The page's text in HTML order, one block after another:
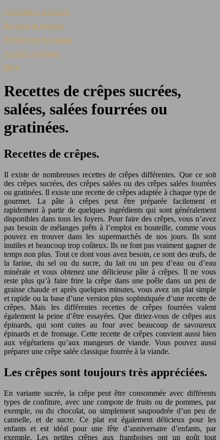
Chocolat et douceurs
Recettes & desserts
Techniques de cuisine
Astuces culinaires
Blog
Recettes de crêpes sucrées,
salées, salées fourrées ou
gratinées.
Recettes de crêpes.
Il existe de nombreuses recettes de crêpes différentes. Que ce soit
des crêpes sucrées, des crêpes salées ou des crêpes salées fourrées
ou gratinées. Il existe une recette de crêpes adaptée à chaque type de
gourmet. La pâte à crêpes peut être préparée facilement et
rapidement à partir de quelques ingrédients qui sont généralement
disponibles dans tous les foyers. Pour faire des crêpes, vous n’avez
pas besoin de mélanges prêts à l’emploi en bouteille, comme vous
pouvez en trouver dans les supermarchés de nos jours. Ils sont
inutiles et beaucoup trop coûteux. Ils ne font pas vraiment gagner de
temps non plus. Tout ce dont vous avez besoin, ce sont des œufs, de
la farine, du sel ou du sucre, du lait ou un peu d’eau ou d’eau
minérale et vous obtenez une délicieuse pâte à crêpes. Il ne vous
reste plus qu’à faire frire la crêpe dans une poêle dans un peu de
graisse chaude et après quelques minutes, vous avez un plat simple
et rapide ou la base d’une version plus sophistiquée d’une recette de
crêpes. Mais les différentes recettes de crêpes fourrées valent
également la peine d’être essayées. Que diriez-vous de crêpes aux
épinards, qui sont cuites au four avec beaucoup de savoureux
épinards et de fromage. Cette recette de crêpes convient aussi bien
aux végétariens qu’aux mangeurs de viande. Vous pouvez aussi
préparer une crêpe salée classique fourrée à la viande.
Les crêpes sont toujours très appréciées.
En variante sucrée, la crêpe peut être consommée avec différents
types de confiture, avec une compote de fruits ou de pommes, par
exemple, ou du chocolat, ou simplement saupoudrée d’un peu de
cannelle, et de sucre. Ce plat est également délicieux pour les
enfants et est idéal pour une fête d’anniversaire d’enfants, par
exemple. Les petites crêpes aux framboises ont un goût tout